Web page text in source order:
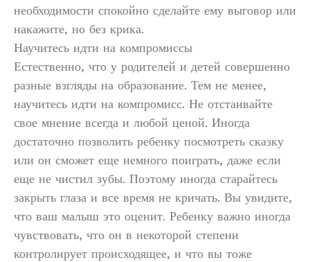
необходимости спокойно сделайте ему выговор или
накажите, но без крика.
Научитесь идти на компромиссы
Естественно, что у родителей и детей совершенно
разные взгляды на образование. Тем не менее,
научитесь идти на компромисс. Не отстаивайте
свое мнение всегда и любой ценой. Иногда
достаточно позволить ребенку посмотреть сказку
или он сможет еще немного поиграть, даже если
еще не чистил зубы. Поэтому иногда старайтесь
закрыть глаза и все время не кричать. Вы увидите,
что ваш малыш это оценит. Ребенку важно иногда
чувствовать, что он в некоторой степени
контролирует происходящее, и что вы тоже